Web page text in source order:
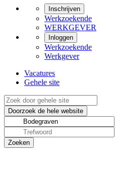
Inschrijven
Werkzoekende
WERKGEVER
Inloggen
Werkzoekende
Werkgever
Vacatures
Gehele site